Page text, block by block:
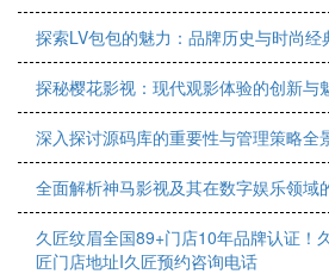
探索LV包包的魅力：品牌历史与时尚经
探秘樱花影视：现代观影体验的创新与
深入探讨源码库的重要性与管理策略全
全面解析神马影视及其在数字娱乐领域
久匠纹眉全国89+门店10年品牌认证！
匠门店地址I久匠预约咨询电话